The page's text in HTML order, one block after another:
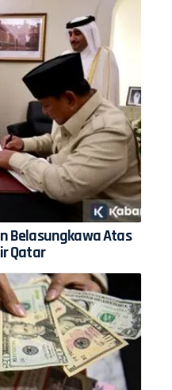
Belasungkawa Atas
Qatar